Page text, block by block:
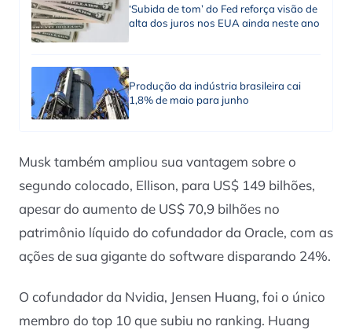
‘Subida de tom’ do Fed reforça visão de
alta dos juros nos EUA ainda neste ano
Produção da indústria brasileira cai
1,8% de maio para junho
Musk também ampliou sua vantagem sobre o
segundo colocado, Ellison, para US$ 149 bilhões,
apesar do aumento de US$ 70,9 bilhões no
patrimônio líquido do cofundador da Oracle, com as
ações de sua gigante do software disparando 24%.
O cofundador da Nvidia, Jensen Huang, foi o único
membro do top 10 que subiu no ranking. Huang